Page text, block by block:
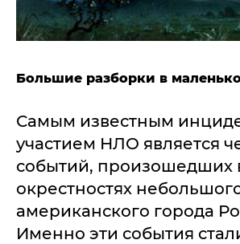
Большие разборки в
Самым известным
участием НЛО является
событий, произошедших
окрестностях
американского города
Именно эти события